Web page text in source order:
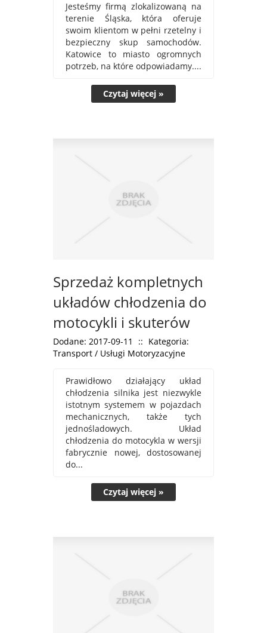
Jesteśmy firmą zlokalizowaną na
terenie Śląska, która oferuje
swoim klientom w pełni rzetelny i
bezpieczny skup samochodów.
Katowice to miasto ogromnych
potrzeb, na które odpowiadamy....
Czytaj więcej »
Sprzedaż kompletnych
układów chłodzenia do
motocykli i skuterów
Dodane: 2017-09-11 :: Kategoria:
Transport / Usługi Motoryzacyjne
Prawidłowo działający układ
chłodzenia silnika jest niezwykle
istotnym systemem w pojazdach
mechanicznych, także tych
jednośladowych. Układ
chłodzenia do motocykla w wersji
fabrycznie nowej, dostosowanej
do...
Czytaj więcej »